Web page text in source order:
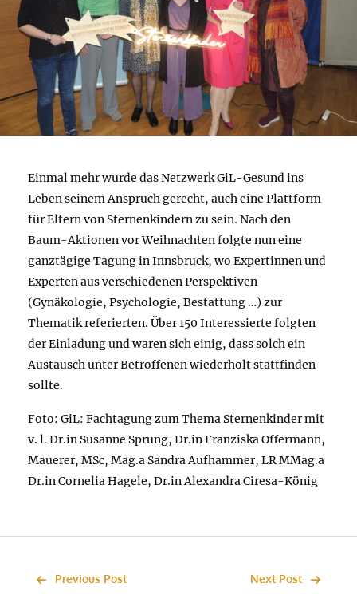
Einmal mehr wurde das Netzwerk GiL-Gesund ins
Leben seinem Anspruch gerecht, auch eine Plattform
für Eltern von Sternenkindern zu sein. Nach den
Baum-Aktionen vor Weihnachten folgte nun eine
ganztägige Tagung in Innsbruck, wo Expertinnen und
Experten aus verschiedenen Perspektiven
(Gynäkologie, Psychologie, Bestattung …) zur
Thematik referierten. Über 150 Interessierte folgten
der Einladung und waren sich einig, dass solch ein
Austausch unter Betroffenen wiederholt stattfinden
sollte.
Foto: GiL: Fachtagung zum Thema Sternenkinder mit
v. l. Dr.in Susanne Sprung, Dr.in Franziska Offermann,
Mauerer, MSc, Mag.a Sandra Aufhammer, LR MMag.a
Dr.in Cornelia Hagele, Dr.in Alexandra Ciresa-König
Previous Post Next Post